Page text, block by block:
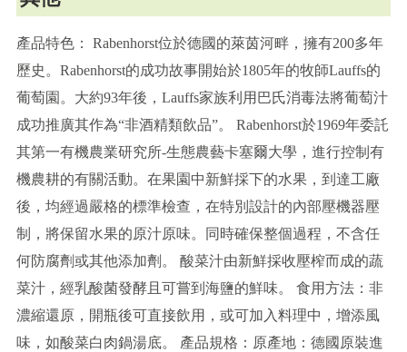
產品特色： Rabenhorst位於德國的萊茵河畔，擁有200多年
歷史。Rabenhorst的成功故事開始於1805年的牧師Lauffs的
葡萄園。大約93年後，Lauffs家族利用巴氏消毒法將葡萄汁
成功推廣其作為“非酒精類飲品”。 Rabenhorst於1969年委託
其第一有機農業研究所-生態農藝卡塞爾大學，進行控制有
機農耕的有關活動。在果園中新鮮採下的水果，到達工廠
後，均經過嚴格的標準檢查，在特別設計的內部壓機器壓
制，將保留水果的原汁原味。同時確保整個過程，不含任
何防腐劑或其他添加劑。 酸菜汁由新鮮採收壓榨而成的蔬
菜汁，經乳酸菌發酵且可嘗到海鹽的鮮味。 食用方法：非
濃縮還原，開瓶後可直接飲用，或可加入料理中，增添風
味，如酸菜白肉鍋湯底。 產品規格：原產地：德國原裝進